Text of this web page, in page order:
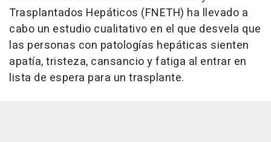
Trasplantados Hepáticos (FNETH) ha llevado a
cabo un estudio cualitativo en el que desvela que
las personas con patologías hepáticas sienten
apatía, tristeza, cansancio y fatiga al entrar en
lista de espera para un trasplante.